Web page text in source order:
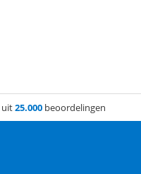
uit25.000 beoordelingen